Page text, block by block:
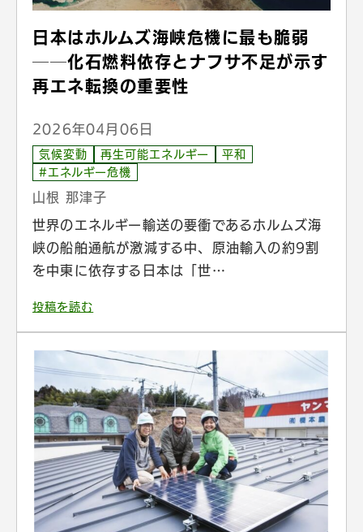
日本はホルムズ海峡危機に最も脆弱
──化石燃料依存とナフサ不足が示す
再エネ転換の重要性
2026年04月06日
気候変動 再生可能エネルギー
平和
#エネルギー危機
山根 那津子
世界のエネルギー輸送の要衝であるホルムズ海
峡の船舶通航が激減する中、原油輸入の約9割
を中東に依存する日本は「世…
投稿を読む